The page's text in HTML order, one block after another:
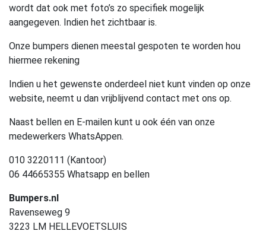
wordt dat ook met foto’s zo specifiek mogelijk
aangegeven. Indien het zichtbaar is.
Onze bumpers dienen meestal gespoten te worden hou
hiermee rekening
Indien u het gewenste onderdeel niet kunt vinden op onze
website, neemt u dan vrijblijvend contact met ons op.
Naast bellen en E-mailen kunt u ook één van onze
medewerkers WhatsAppen.
010 3220111 (Kantoor)
06 44665355 Whatsapp en bellen
Bumpers.nl
Ravenseweg 9
3223 LM HELLEVOETSLUIS